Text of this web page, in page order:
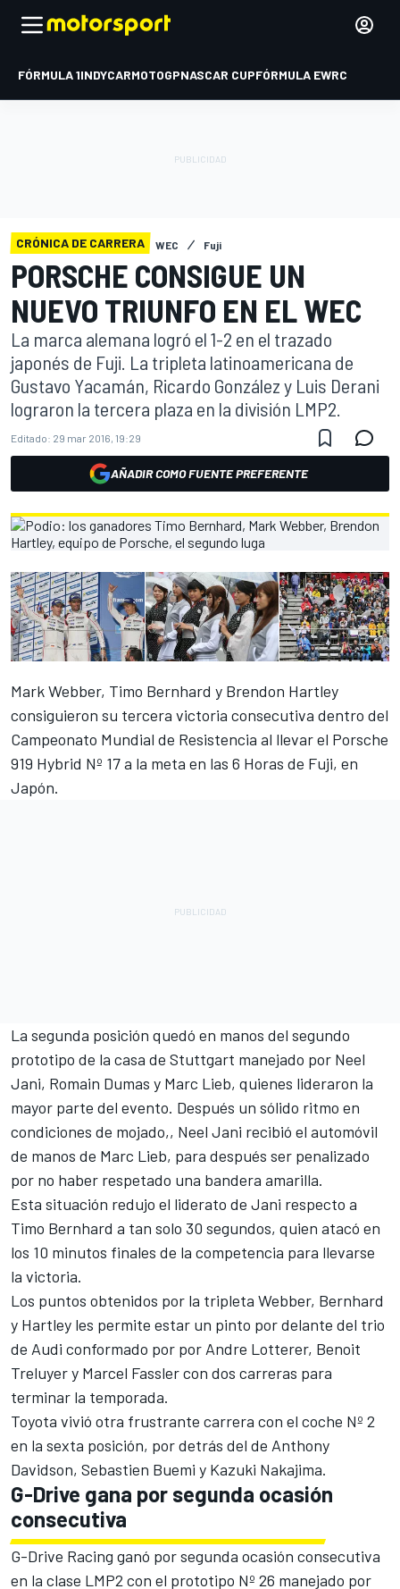
FÓRMULA 1INDYCARMOTOGPNASCAR CUPFÓRMULA EWRC
CRÓNICA DE CARRERA WEC Fuji
PORSCHE CONSIGUE UN
NUEVO TRIUNFO EN EL WEC
La marca alemana logró el 1-2 en el trazado
japonés de Fuji. La tripleta latinoamericana de
Gustavo Yacamán, Ricardo González y Luis Derani
lograron la tercera plaza en la división LMP2.
Editado: 29 mar 2016, 19:29
AÑADIR COMO FUENTE PREFERENTE
Mark Webber, Timo Bernhard y Brendon Hartley
consiguieron su tercera victoria consecutiva dentro del
Campeonato Mundial de Resistencia al llevar el Porsche
919 Hybrid Nº 17 a la meta en las 6 Horas de Fuji, en
Japón.
La segunda posición quedó en manos del segundo
prototipo de la casa de Stuttgart manejado por Neel
Jani, Romain Dumas y Marc Lieb, quienes lideraron la
mayor parte del evento. Después un sólido ritmo en
condiciones de mojado,, Neel Jani recibió el automóvil
de manos de Marc Lieb, para después ser penalizado
por no haber respetado una bandera amarilla.
Esta situación redujo el liderato de Jani respecto a
Timo Bernhard a tan solo 30 segundos, quien atacó en
los 10 minutos finales de la competencia para llevarse
la victoria.
Los puntos obtenidos por la tripleta Webber, Bernhard
y Hartley les permite estar un pinto por delante del trio
de Audi conformado por por Andre Lotterer, Benoit
Treluyer y Marcel Fassler con dos carreras para
terminar la temporada.
Toyota vivió otra frustrante carrera con el coche Nº 2
en la sexta posición, por detrás del de Anthony
Davidson, Sebastien Buemi y Kazuki Nakajima.
G-Drive gana por segunda ocasión
consecutiva
G-Drive Racing ganó por segunda ocasión consecutiva
en la clase LMP2 con el prototipo Nº 26 manejado por